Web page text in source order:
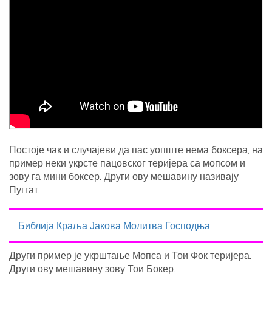
Постоје чак и случајеви да пас уопште нема боксера, на
пример неки укрсте пацовског теријера са мопсом и
зову га мини боксер. Други ову мешавину називају
Пуггат.
Библија Краља Јакова Молитва Господња
Други пример је укрштање Мопса и Тои Фок теријера.
Други ову мешавину зову Тои Бокер.